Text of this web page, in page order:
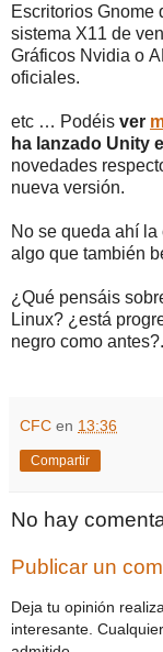
Escritorios Gnome
sistema X11 de
Gráficos Nvidia o
oficiales.
etc … Podéis ver
ha lanzado Unity
novedades
nueva versión.
No se queda ahí
algo que también
¿Qué pensáis
Linux? ¿está
negro como antes?.
CFC en 13:36
Compartir
No hay
Publicar un
Deja tu opinión
interesante.